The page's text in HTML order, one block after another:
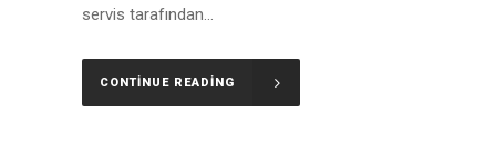
servis tarafından...
CONTINUE READING